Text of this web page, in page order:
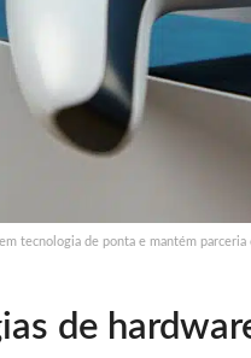
tecnologia de ponta e mantém
de